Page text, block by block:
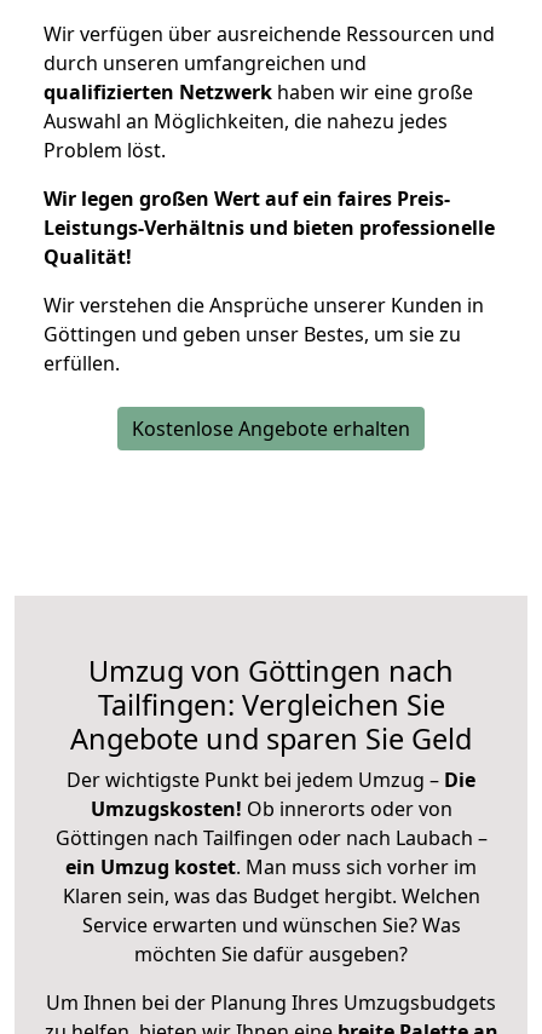
Wir verfügen über ausreichende Ressourcen und
durch unseren umfangreichen und
qualifizierten Netzwerk haben wir eine große
Auswahl an Möglichkeiten, die nahezu jedes
Problem löst.
Wir legen großen Wert auf ein faires Preis-
Leistungs-Verhältnis und bieten professionelle
Qualität!
Wir verstehen die Ansprüche unserer Kunden in
Göttingen und geben unser Bestes, um sie zu
erfüllen.
Kostenlose Angebote erhalten
Umzug von Göttingen nach
Tailfingen: Vergleichen Sie
Angebote und sparen Sie Geld
Der wichtigste Punkt bei jedem Umzug – Die
Umzugskosten! Ob innerorts oder von
Göttingen nach Tailfingen oder nach Laubach –
ein Umzug kostet. Man muss sich vorher im
Klaren sein, was das Budget hergibt. Welchen
Service erwarten und wünschen Sie? Was
möchten Sie dafür ausgeben?
Um Ihnen bei der Planung Ihres Umzugsbudgets